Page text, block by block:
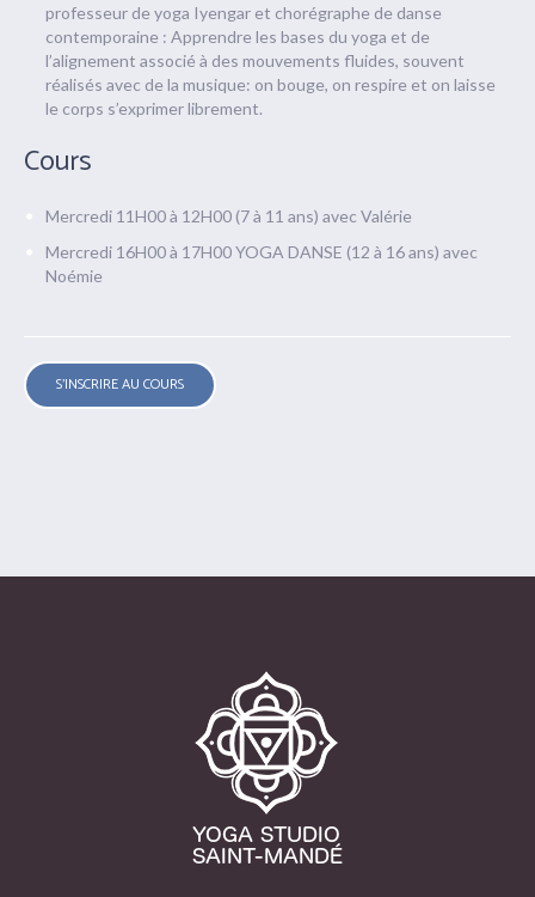
professeur de yoga Iyengar et chorégraphe de danse
contemporaine : Apprendre les bases du yoga et de
l’alignement associé à des mouvements fluides, souvent
réalisés avec de la musique: on bouge, on respire et on laisse
le corps s’exprimer librement.
Cours
Mercredi 11H00 à 12H00 (7 à 11 ans) avec Valérie
Mercredi 16H00 à 17H00 YOGA DANSE (12 à 16 ans) avec
Noémie
S’INSCRIRE AU COURS